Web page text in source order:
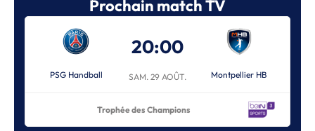
Prochain match TV
PSG Handball
20:00
SAM. 29 AOÛT. Montpellier HB
Trophée des Champions